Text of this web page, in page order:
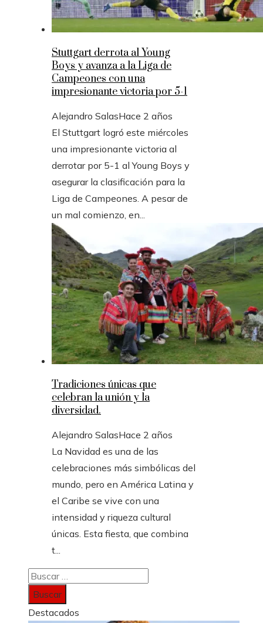
Stuttgart derrota al Young
Boys y avanza a la Liga de
Campeones con una
impresionante victoria por 5-1
Alejandro SalasHace 2 años
El Stuttgart logró este miércoles
una impresionante victoria al
derrotar por 5-1 al Young Boys y
asegurar la clasificación para la
Liga de Campeones. A pesar de
un mal comienzo, en...
Tradiciones únicas que
celebran la unión y la
diversidad.
Alejandro SalasHace 2 años
La Navidad es una de las
celebraciones más simbólicas del
mundo, pero en América Latina y
el Caribe se vive con una
intensidad y riqueza cultural
únicas. Esta fiesta, que combina
t...
Buscar:
Destacados